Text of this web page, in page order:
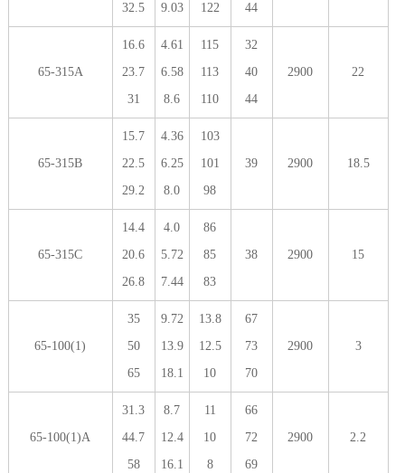
32.5
9.03
122
44
65-315A
16.6
23.7
31
4.61
6.58
8.6
115
113
110
32
40
44
2900 22
65-315B
15.7
22.5
29.2
4.36
6.25
8.0
103
101
98
39 2900 18.5
65-315C
14.4
20.6
26.8
4.0
5.72
7.44
86
85
83
38 2900 15
65-100(1)
35
50
65
9.72
13.9
18.1
13.8
12.5
10
67
73
70
2900 3
65-100(1)A
31.3
44.7
58
8.7
12.4
16.1
11
10
8
66
72
69
2900 2.2